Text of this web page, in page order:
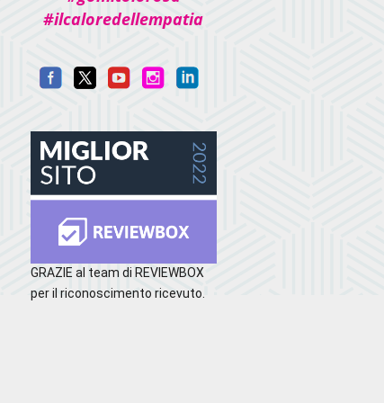
#ilcaloredellempatia
GRAZIE al team di REVIEWBOX
per il riconoscimento ricevuto.